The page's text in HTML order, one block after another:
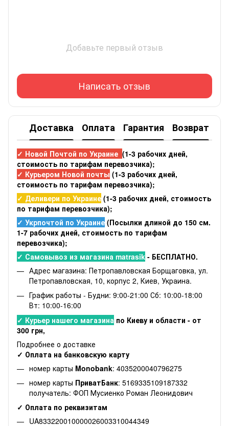
Добавьте первый отзыв
Написать отзыв
Доставка Оплата Гарантия Возврат
✓ Новой Почтой по Украине (1-3 рабочих дней,
стоимость по тарифам перевозчика);
✓ Курьером Новой почты (1-3 рабочих дней,
стоимость по тарифам перевозчика);
✓ Деливери по Украине (1-3 рабочих дней, стоимость
по тарифам перевозчика);
✓ Укрпочтой по Украине (Посылки длиной до 150 см.
1-7 рабочих дней, стоимость по тарифам
перевозчика);
✓ Самовывоз из магазина matrasik - БЕСПЛАТНО.
Адрес магазина: Петропавловская Борщаговка, ул.
Петропавловская, 10, корпус 2, Киев, Украина.
График работы - Будни: 9:00-21:00 Сб: 10:00-18:00
Вт: 10:00-16:00
✓ Курьер нашего магазина по Киеву и области - от
300 грн,
Подробнее о доставке
✓ Оплата на банковскую карту
номер карты Monobank: 4035200040796275
номер карты ПриватБанк: 5169335109187332
получатель: ФОП Мусиенко Роман Леонидович
✓ Оплата по реквизитам
UA833220010000026003310044349